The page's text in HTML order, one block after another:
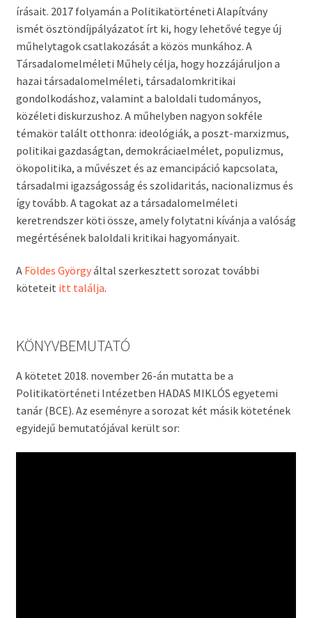
írásait. 2017 folyamán a Politikatörténeti Alapítvány
ismét ösztöndíjpályázatot írt ki, hogy lehetővé tegye új
műhelytagok csatlakozását a közös munkához. A
Társadalomelméleti Műhely célja, hogy hozzájáruljon a
hazai társadalomelméleti, társadalomkritikai
gondolkodáshoz, valamint a baloldali tudományos,
közéleti diskurzushoz. A műhelyben nagyon sokféle
témakör talált otthonra: ideológiák, a poszt-marxizmus,
politikai gazdaságtan, demokráciaelmélet, populizmus,
ökopolitika, a művészet és az emancipáció kapcsolata,
társadalmi igazságosság és szolidaritás, nacionalizmus és
így tovább. A tagokat az a társadalomelméleti
keretrendszer köti össze, amely folytatni kívánja a valóság
megértésének baloldali kritikai hagyományait.
A Földes Györgyáltal szerkesztett sorozat további
köteteit itt találja.
KÖNYVBEMUTATÓ
A kötetet 2018. november 26-án mutatta be a
Politikatörténeti Intézetben HADAS MIKLÓS egyetemi
tanár (BCE). Az eseményre a sorozat két másik kötetének
egyidejű bemutatójával került sor: